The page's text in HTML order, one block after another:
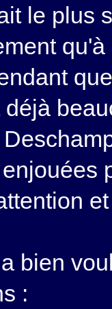
le plus
déjà
bien
: